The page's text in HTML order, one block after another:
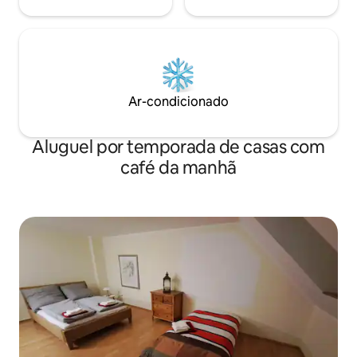
Ar-condicionado
Aluguel por temporada de casas com
café da manhã